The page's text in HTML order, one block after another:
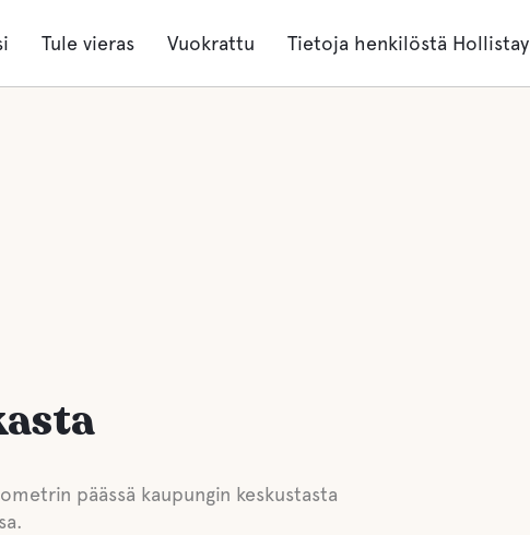
Tule vieras Vuokrattu Tietoja henkilöstä Hollistay
päässä kaupungin keskustasta